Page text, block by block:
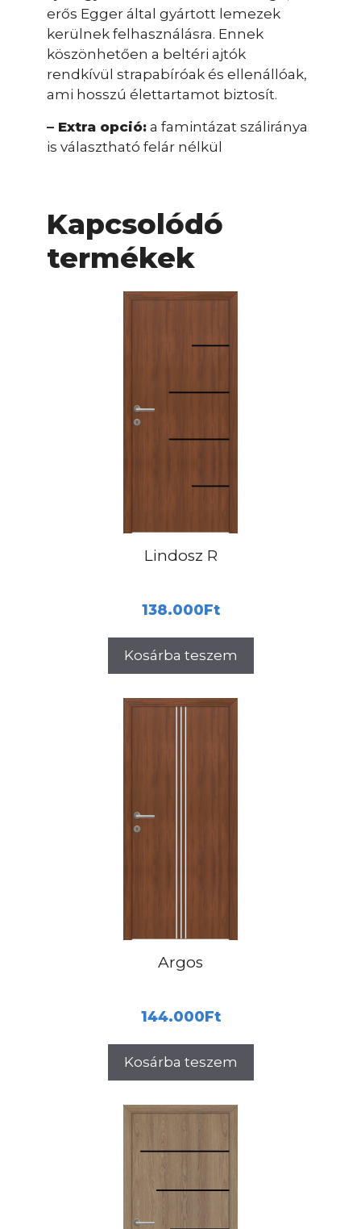
erős Egger által gyártott lemezek
kerülnek felhasználásra. Ennek
köszönhetően a beltéri ajtók
rendkívül strapabíróak és ellenállóak,
ami hosszú élettartamot biztosít.
– Extra opció: a famintázat száliránya
is választható felár nélkül
Kapcsolódó
termékek
Lindosz R
138.000Ft
Kosárba teszem
Argos
144.000Ft
Kosárba teszem